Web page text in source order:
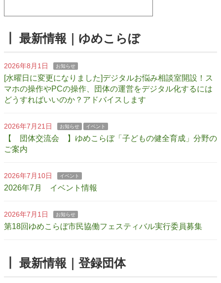
┃ 最新情報｜ゆめこらぼ
2026年8月1日 お知らせ
[水曜日に変更になりました]デジタルお悩み相談室開設！ス
マホの操作やPCの操作、団体の運営をデジタル化するには
どうすればいいのか？アドバイスします
2026年7月21日 お知らせ イベント
【 団体交流会 】ゆめこらぼ「子どもの健全育成」分野の
ご案内
2026年7月10日 イベント
2026年7月 イベント情報
2026年7月1日 お知らせ
第18回ゆめこらぼ市民協働フェスティバル実行委員募集
┃ 最新情報｜登録団体